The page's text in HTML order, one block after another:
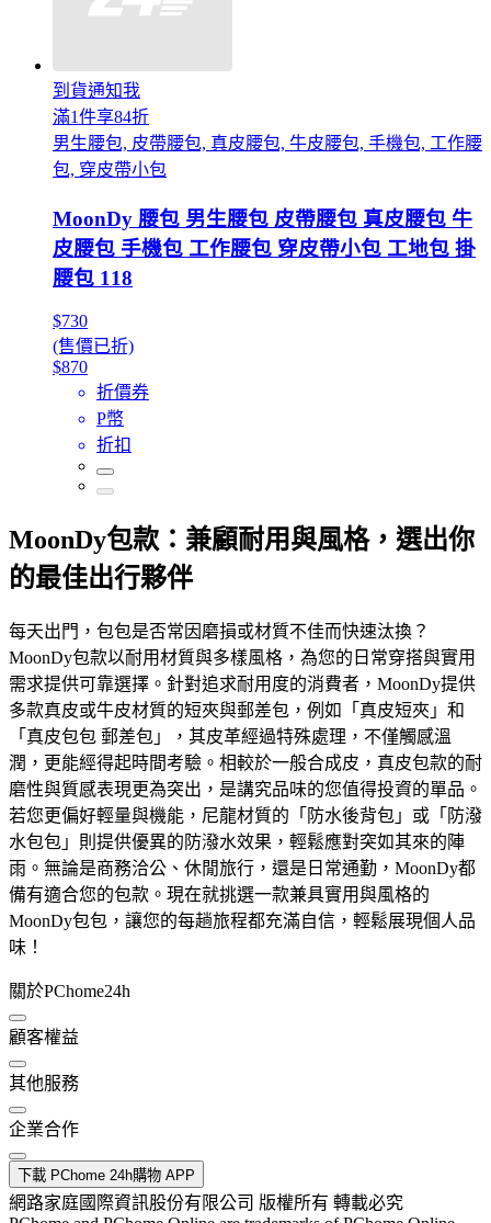
到貨通知我
滿1件享84折
男生腰包, 皮帶腰包, 真皮腰包, 牛皮腰包, 手機包, 工作腰
包, 穿皮帶小包
MoonDy 腰包 男生腰包 皮帶腰包 真皮腰包 牛
皮腰包 手機包 工作腰包 穿皮帶小包 工地包 掛
腰包 118
$730
(售價已折)
$870
折價券
P幣
折扣
MoonDy包款：兼顧耐用與風格，選出你
的最佳出行夥伴
每天出門，包包是否常因磨損或材質不佳而快速汰換？
MoonDy包款以耐用材質與多樣風格，為您的日常穿搭與實用
需求提供可靠選擇。針對追求耐用度的消費者，MoonDy提供
多款真皮或牛皮材質的短夾與郵差包，例如「真皮短夾」和
「真皮包包 郵差包」，其皮革經過特殊處理，不僅觸感溫
潤，更能經得起時間考驗。相較於一般合成皮，真皮包款的耐
磨性與質感表現更為突出，是講究品味的您值得投資的單品。
若您更偏好輕量與機能，尼龍材質的「防水後背包」或「防潑
水包包」則提供優異的防潑水效果，輕鬆應對突如其來的陣
雨。無論是商務洽公、休閒旅行，還是日常通勤，MoonDy都
備有適合您的包款。現在就挑選一款兼具實用與風格的
MoonDy包包，讓您的每趟旅程都充滿自信，輕鬆展現個人品
味！
關於PChome24h
顧客權益
其他服務
企業合作
下載 PChome 24h購物 APP
網路家庭國際資訊股份有限公司 版權所有 轉載必究